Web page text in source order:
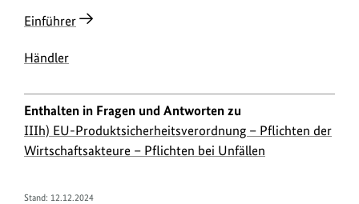
Einführer
Händler
Enthalten in Fragen und Antworten zu
IIIh) EU-Produktsicherheitsverordnung – Pflichten der
Wirtschaftsakteure – Pflichten bei Unfällen
Stand: 12.12.2024